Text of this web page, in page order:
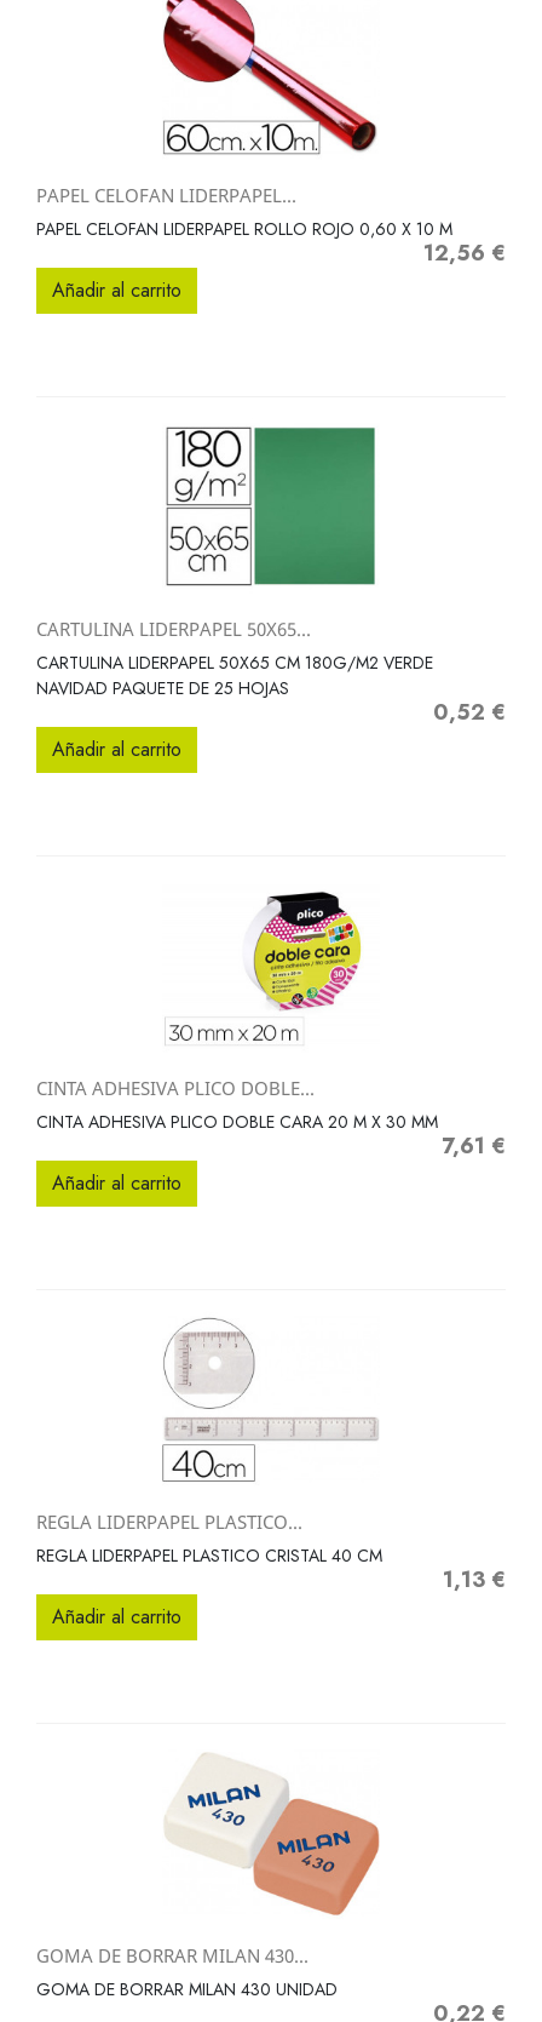
PAPEL CELOFAN LIDERPAPEL...
PAPEL CELOFAN LIDERPAPEL ROLLO ROJO 0,60 X 10 M
Precio
12,56 €
Añadir al carrito
CARTULINA LIDERPAPEL 50X65...
CARTULINA LIDERPAPEL 50X65 CM 180G/M2 VERDE
NAVIDAD PAQUETE DE 25 HOJAS
Precio
0,52 €
Añadir al carrito
CINTA ADHESIVA PLICO DOBLE...
CINTA ADHESIVA PLICO DOBLE CARA 20 M X 30 MM
Precio
7,61 €
Añadir al carrito
REGLA LIDERPAPEL PLASTICO...
REGLA LIDERPAPEL PLASTICO CRISTAL 40 CM
Precio
1,13 €
Añadir al carrito
GOMA DE BORRAR MILAN 430...
GOMA DE BORRAR MILAN 430 UNIDAD
Precio
0,22 €